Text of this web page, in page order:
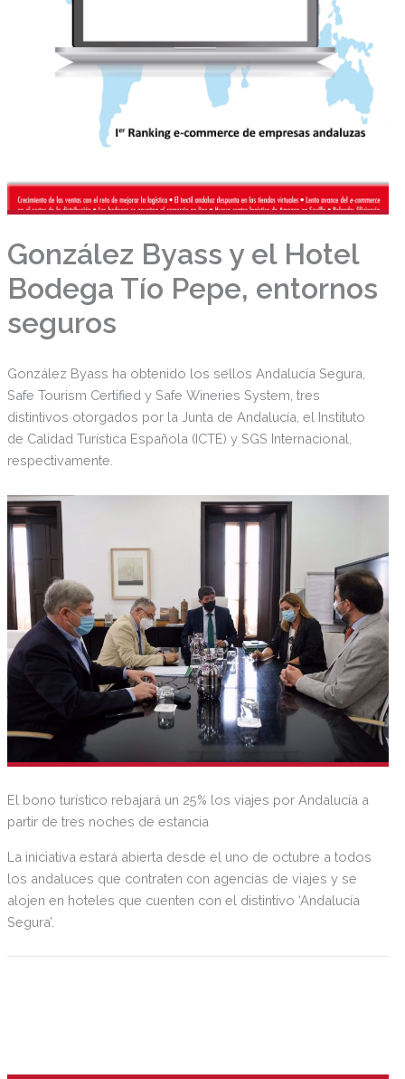
González Byass y el Hotel
Bodega Tío Pepe, entornos
seguros
González Byass ha obtenido los sellos Andalucía Segura,
Safe Tourism Certified y Safe Wineries System, tres
distintivos otorgados por la Junta de Andalucía, el Instituto
de Calidad Turística Española (ICTE) y SGS Internacional,
respectivamente.
El bono turístico rebajará un 25% los viajes por Andalucía a
partir de tres noches de estancia
La iniciativa estará abierta desde el uno de octubre a todos
los andaluces que contraten con agencias de viajes y se
alojen en hoteles que cuenten con el distintivo ‘Andalucía
Segura’.